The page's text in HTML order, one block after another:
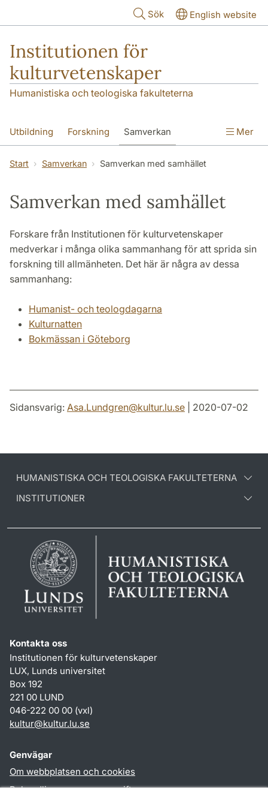
Sök English website
Institutionen för
kulturvetenskaper
Humanistiska och teologiska fakulteterna
Utbildning Forskning Samverkan
Om institutionen Kontakt
Mer
Start Samverkan Samverkan med samhället
Samverkan med samhället
Forskare från Institutionen för kulturvetenskaper
medverkar i många olika sammanhang för att sprida sin
forskning till allmänheten. Det här är några av dessa
sammanhang:
Humanist- och teologdagarna
Kulturnatten
Bokmässan i Göteborg
Sidansvarig: Asa.Lundgren@kultur.lu.se | 2020-07-02
HUMANISTISKA OCH TEOLOGISKA FAKULTETERNA
INSTITUTIONER
Kontakta oss
Institutionen för kulturvetenskaper
LUX, Lunds universitet
Box 192
221 00 LUND
046-222 00 00 (vxl)
kultur@kultur.lu.se
Genvägar
Om webbplatsen och cookies
Behandling av personuppgifter